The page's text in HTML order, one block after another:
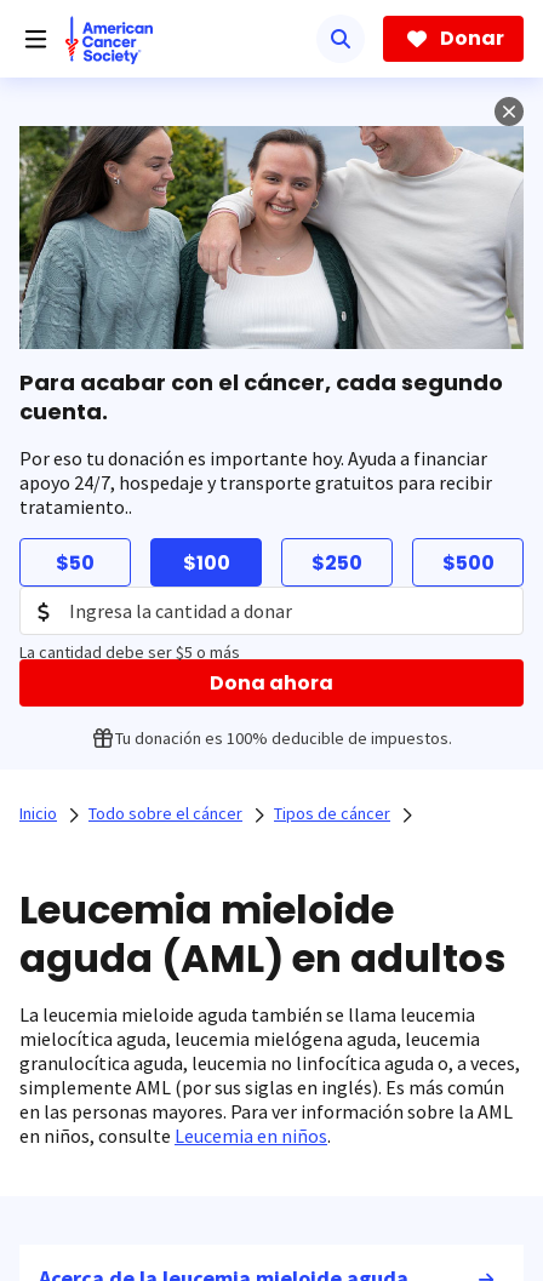
hacia
contenido
Donar
Para acabar con el cáncer, cada segundo
cuenta.
Por eso tu donación es importante hoy. Ayuda a financiar
apoyo 24/7, hospedaje y transporte gratuitos para recibir
tratamiento..
$50 $100 $250 $500
La cantidad debe ser $5 o más
Dona ahora
Tu donación es 100% deducible de impuestos.
Inicio Todo sobre el cáncer Tipos de cáncer
Leucemia mieloide
aguda (AML) en adultos
La leucemia mieloide aguda también se llama leucemia
mielocítica aguda, leucemia mielógena aguda, leucemia
granulocítica aguda, leucemia no linfocítica aguda o, a veces,
simplemente AML (por sus siglas en inglés). Es más común
en las personas mayores. Para ver información sobre la AML
en niños, consulte Leucemia en niños.